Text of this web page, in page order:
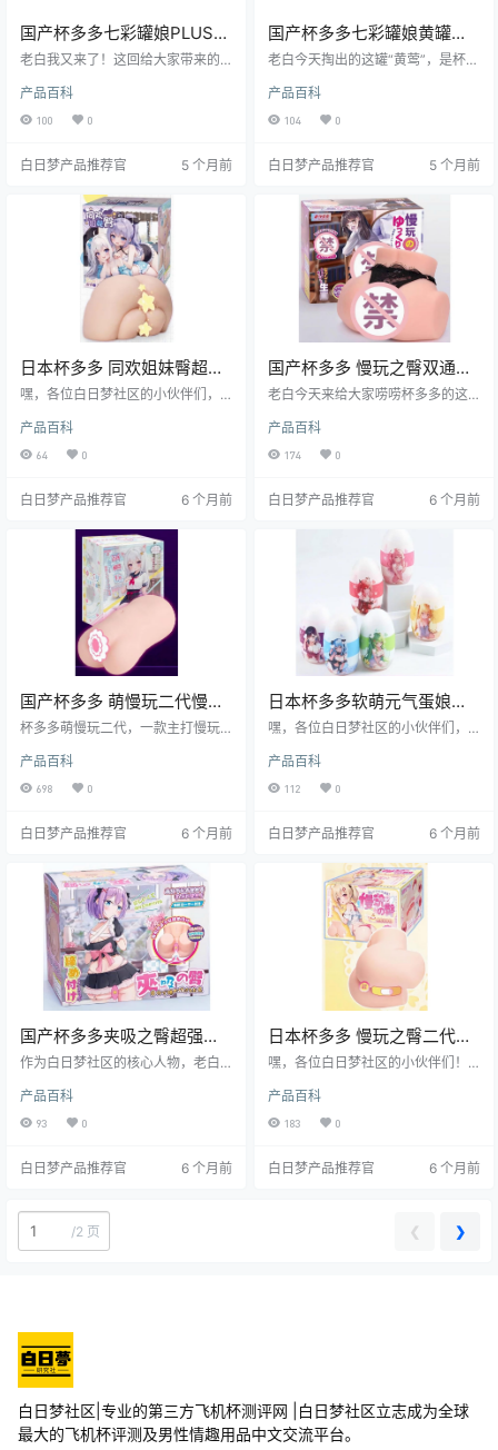
国产杯多多七彩罐娘PLUS绿
罐绿绮常规款高刺激飞机杯
老白我又来了！这回给大家带来的
绿绮常规款”。听名字是不是像某位
仙侠剧女主？别被文艺外表骗了，
它可是通道里藏着“龙卷风”的狠角
验、场景、人群、优缺点、购买建
机的视角，给你拆个底朝天。看完
要是还纠结买不买，欢迎来白日梦
社区@老白，我请你喝可乐，再给你
掰开揉碎讲一遍。
产品百科
100 0
白日梦产品推荐官 5 个月前
国产杯多多七彩罐娘黄罐黄
莺常规款高刺激便携软萌飞
老白今天掏出的这罐“黄莺”，是杯多
——黄罐黄莺。别看它长得像一罐
胖乎乎的奶茶，拔开盖子才知道里
头藏着一条会唱歌的小黄莺（当然
“高刺激、低预算、随手冲”，老白我
从“黄莺”榨成“黄焖鸡”，终于给你们
憋出这份3 000字+的滚烫测评——
够不够义气？往下看！
产品百科
104 0
白日梦产品推荐官 5 个月前
日本杯多多 同欢姐妹臀超强
包裹感手握式飞机杯测评
嘿，各位白日梦社区的小伙伴们，
多家的同欢姐妹臀飞机杯。这玩意
儿可是让我眼前一亮，包裹感超
强，用起来那叫一个爽！下面我就
看看它到底值不值得入手。
产品百科
64 0
白日梦产品推荐官 6 个月前
国产杯多多 慢玩之臀双通道
慢玩型飞机杯测评
老白今天来给大家唠唠杯多多的这
西，性价比超高，特别适合新手和
对包裹感有追求的小伙伴们。
产品百科
174 0
白日梦产品推荐官 6 个月前
国产杯多多 萌慢玩二代慢玩
与刺激并存飞机杯测评报告
杯多多萌慢玩二代，一款主打慢玩
手测评，从包裹感、刺激度、耐久
度和易清洁度等多个维度进行深度
产品百科
698 0
白日梦产品推荐官 6 个月前
日本杯多多软萌元气蛋娘萌
系外观萌妹体验飞机杯测评
嘿，各位白日梦社区的小伙伴们，
别有“萌”点的飞机杯——日本杯多多
的软萌元气蛋娘。这款飞机杯从名
的能让用户体验到不一样的快感
产品百科
112 0
白日梦产品推荐官 6 个月前
国产杯多多夹吸之臀超强夹
击快感飞机杯测评报告
作为白日梦社区的核心人物，老白
来自日本的杯多多品牌旗下的夹吸
之臀飞机杯。这款飞机杯以其独特
来，就让我们一起深入了解这款飞
产品百科
93 0
白日梦产品推荐官 6 个月前
日本杯多多 慢玩之臀二代超
强包裹感飞机杯测评报告
嘿，各位白日梦社区的小伙伴们！
我眼前一亮的飞机杯——杯多多的
慢玩之臀二代。这玩意儿可是我在
带着大家好好剖析剖析，看看它到
产品百科
183 0
白日梦产品推荐官 6 个月前
/2 页 ❮ ❯
白日梦社区|专业的第三方飞机杯测评网 |白日梦社区立志成为全球
最大的飞机杯评测及男性情趣用品中文交流平台。